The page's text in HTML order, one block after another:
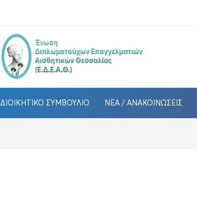
ΔΙΟΙΚΗΤΙΚΌ ΣΥΜΒΟΎΛΙΟ ΝΈΑ / ΑΝΑΚΟΙΝΏΣΕΙΣ